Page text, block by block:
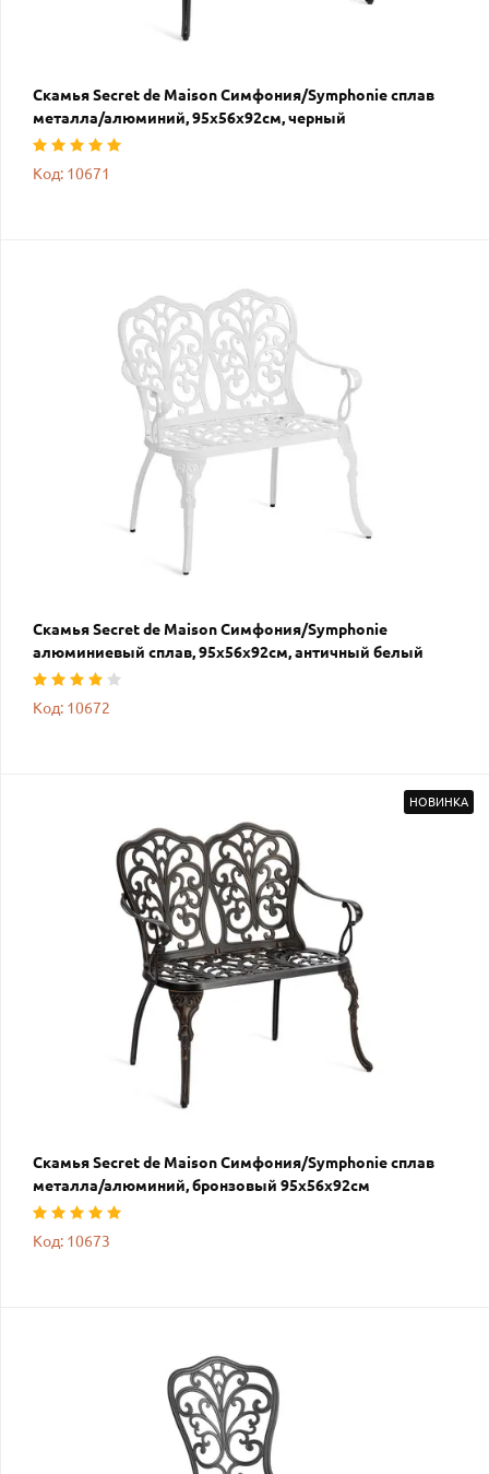
Скамья Secret de Maison Симфония/Symphonie сплав
металла/алюминий, 95х56х92см, черный
Код: 10671
Скамья Secret de Maison Симфония/Symphonie
алюминиевый сплав, 95х56х92см, античный белый
Код: 10672
НОВИНКА
Скамья Secret de Maison Симфония/Symphonie сплав
металла/алюминий, бронзовый 95х56х92см
Код: 10673